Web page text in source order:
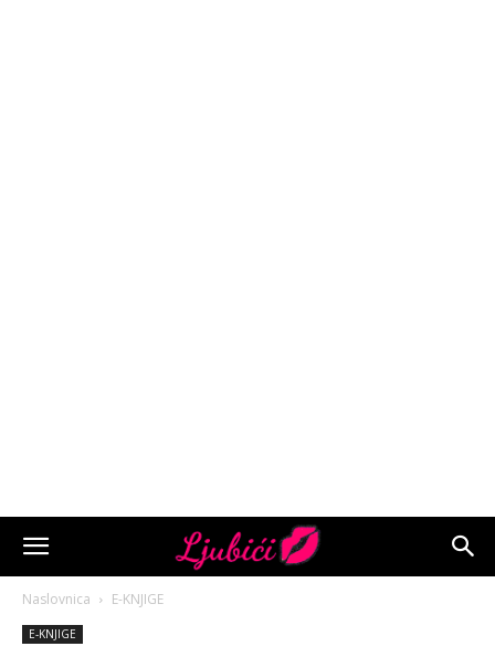
Naslovnica E-KNJIGE
E-KNJIGE